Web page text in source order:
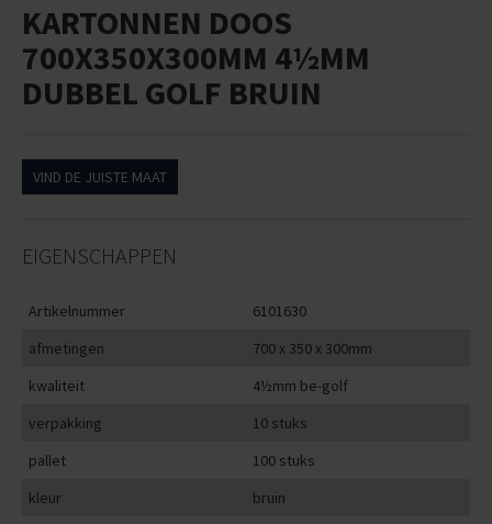
KARTONNEN DOOS
700X350X300MM 4½MM
DUBBEL GOLF BRUIN
VIND DE JUISTE MAAT
EIGENSCHAPPEN
Artikelnummer
6101630
afmetingen
700 x 350 x 300mm
kwaliteit
4½mm be-golf
verpakking
10 stuks
pallet
100 stuks
kleur
bruin